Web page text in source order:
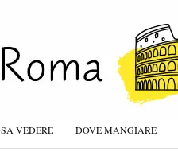
VEDERE DOVE MANGIARE